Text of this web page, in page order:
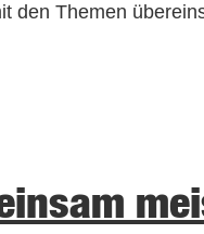
Themen